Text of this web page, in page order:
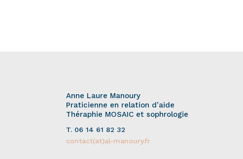
Anne Laure Manoury
Praticienne en relation d’aide
Théraphie MOSAIC et sophrologie
T. 06 14 61 82 32
contact(at)al-manoury.fr